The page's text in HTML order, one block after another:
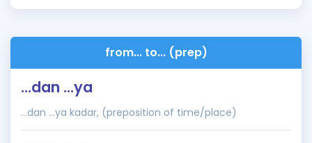
İngilizce Gramerfrom... to... (prep)
...dan ...ya
...dan ...ya kadar, (preposition of time/place)